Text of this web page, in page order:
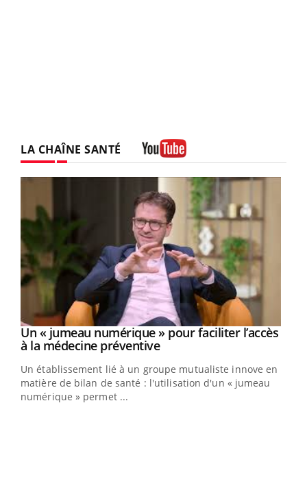
LA CHAÎNE SANTÉ
Youtube
Un « jumeau numérique » pour faciliter l’accès
à la médecine préventiveYoutube
Un établissement lié à un groupe mutualiste innove en
matière de bilan de santé : l'utilisation d'un « jumeau
numérique » permet ...